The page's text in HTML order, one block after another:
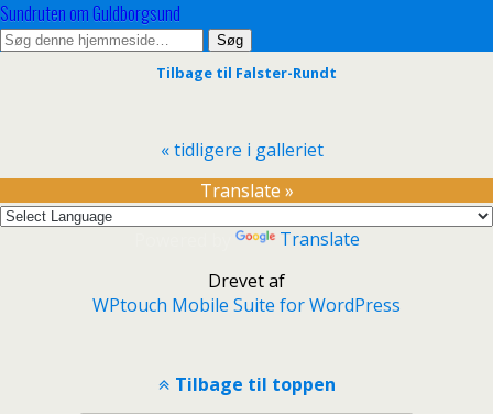
Sundruten om Guldborgsund
Tilbage til Falster-Rundt
« tidligere i galleriet
Translate »
Translate
Drevet af
WPtouch Mobile Suite for WordPress
Tilbage til toppen